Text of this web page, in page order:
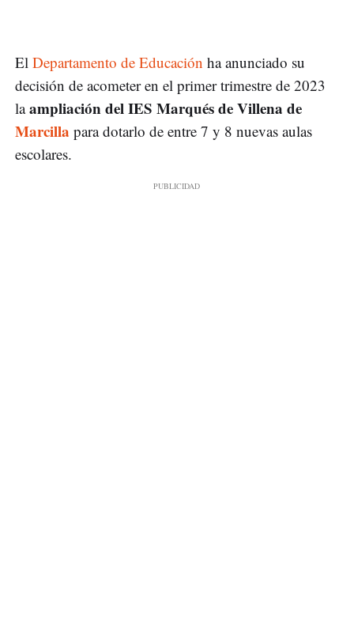
El Departamento de Educación ha anunciado su
decisión de acometer en el primer trimestre de 2023
laampliación del IES Marqués de Villena de
Marcilla para dotarlo de entre 7 y 8 nuevas aulas
escolares.